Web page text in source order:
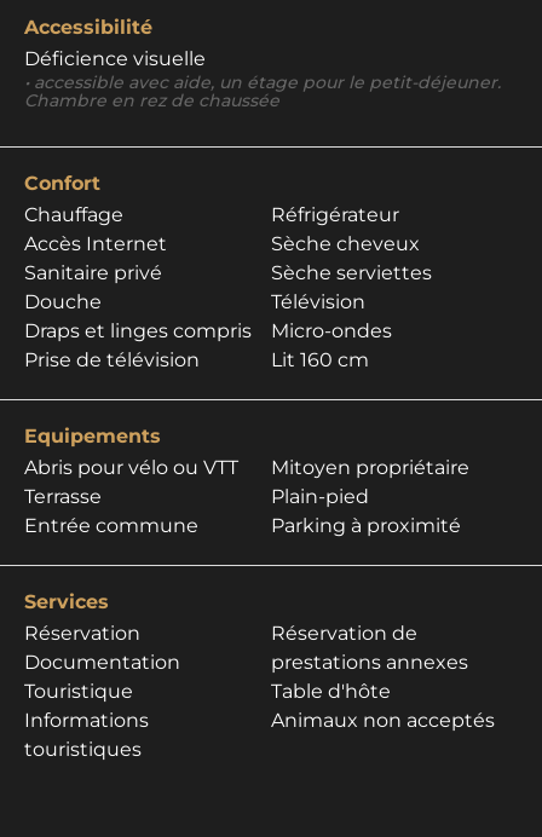
Accessibilité
Déficience visuelle
• accessible avec aide, un étage pour le petit-déjeuner.
Chambre en rez de chaussée
Confort
Chauffage
Accès Internet
Sanitaire privé
Douche
Draps et linges compris
Prise de télévision
Réfrigérateur
Sèche cheveux
Sèche serviettes
Télévision
Micro-ondes
Lit 160 cm
Equipements
Abris pour vélo ou VTT
Terrasse
Entrée commune
Mitoyen propriétaire
Plain-pied
Parking à proximité
Services
Réservation
Documentation
Touristique
Informations
touristiques
Réservation de
prestations annexes
Table d'hôte
Animaux non acceptés